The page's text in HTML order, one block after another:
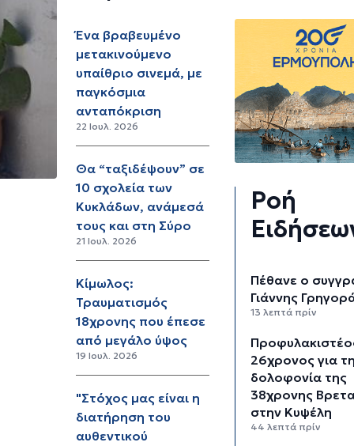
Ένα βραβευμένο
μετακινούμενο
υπαίθριο σινεμά, με
παγκόσμια
ανταπόκριση
22 Ιουλ. 2026
Θα “ταξιδέψουν” σε
10 σχολεία των
Κυκλάδων, ανάμεσά
τους και στη Σύρο
21 Ιουλ. 2026
Κίμωλος:
Τραυματισμός
18χρονης που έπεσε
από μεγάλο ύψος
19 Ιουλ. 2026
"Στόχος μας είναι η
διατήρηση του
αυθεντικού
Ροή
Πέθανε ο
Γιάννης
13 λεπτά πρίν
26χρονος για
δολοφονία της
38χρονης
στην Κυψέλη
44 λεπτά πρίν